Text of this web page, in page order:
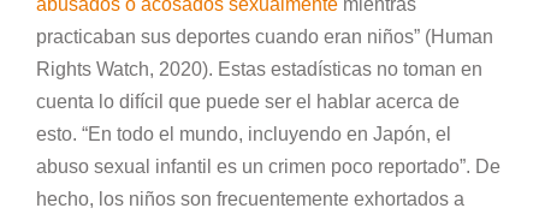
abusados o acosados sexualmente mientras
practicaban sus deportes cuando eran niños” (Human
Rights Watch, 2020). Estas estadísticas no toman en
cuenta lo difícil que puede ser el hablar acerca de
esto. “En todo el mundo, incluyendo en Japón, el
abuso sexual infantil es un crimen poco reportado”. De
hecho, los niños son frecuentemente exhortados a